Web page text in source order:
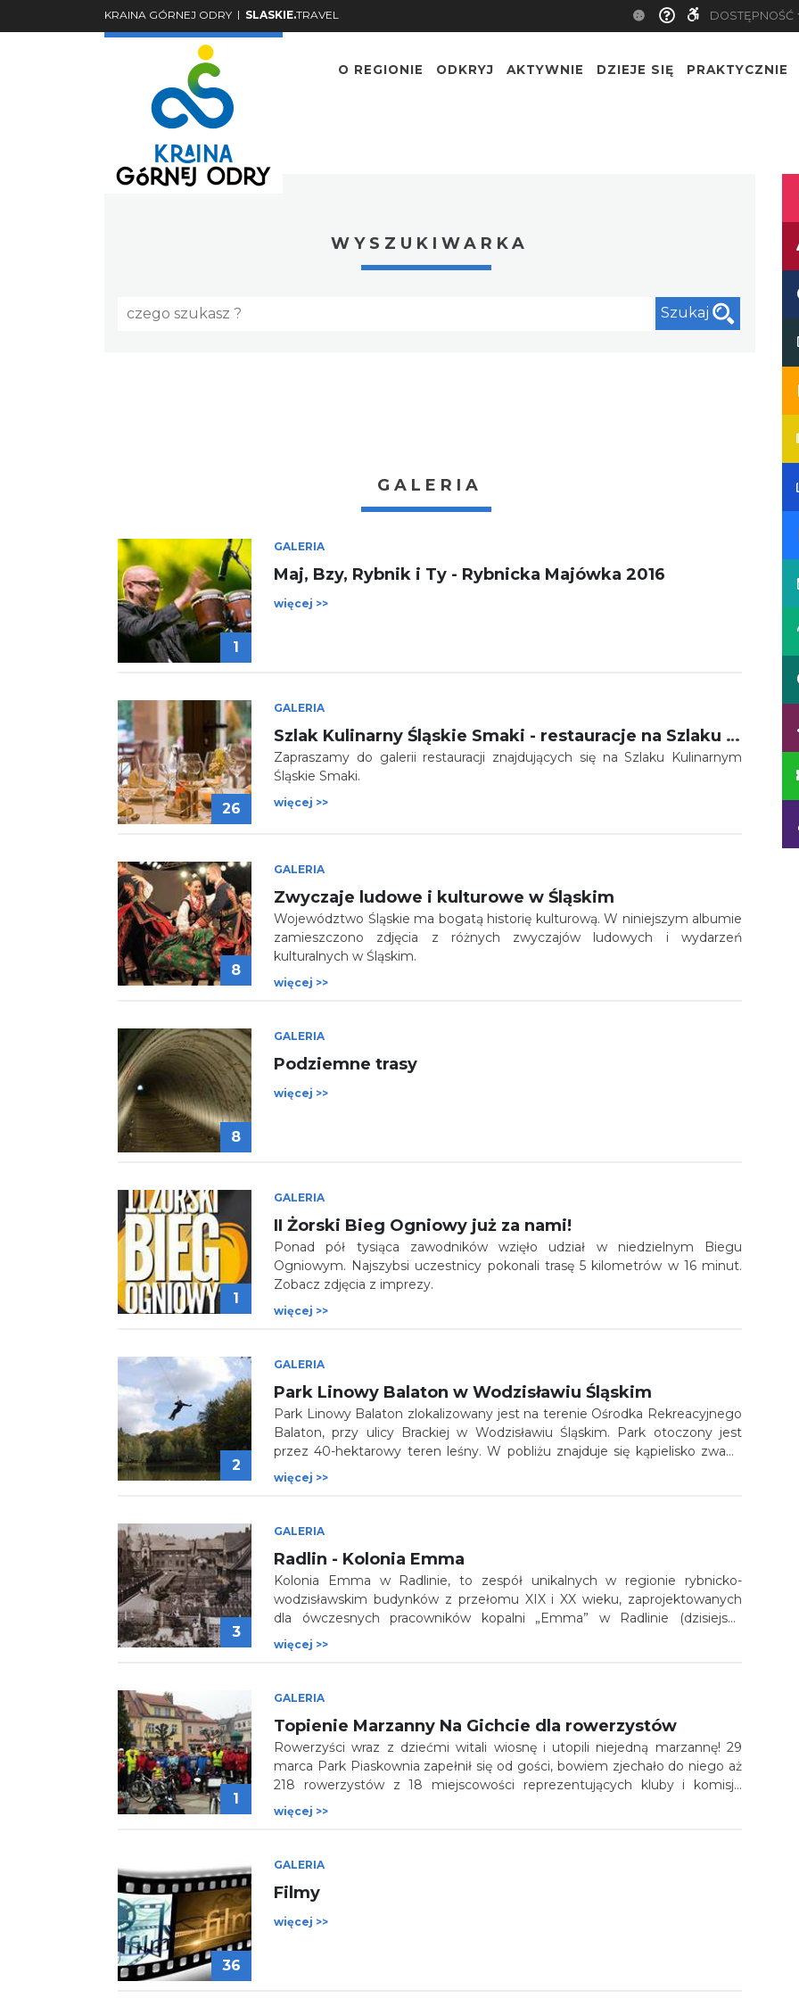
KRAINA GÓRNEJ ODRY | SLASKIE.TRAVEL DOSTĘPNOŚĆ
O REGIONIE ODKRYJ AKTYWNIE DZIEJE SIĘ PRAKTYCZNIE
WYSZUKIWARKA
Szukaj
GALERIA
1
GALERIA
Maj, Bzy, Rybnik i Ty - Rybnicka Majówka 2016
więcej >>
26
GALERIA
Szlak Kulinarny Śląskie Smaki - restauracje na Szlaku Kulinarnym
Zapraszamy do galerii restauracji znajdujących się na Szlaku Kulinarnym
Śląskie Smaki.
więcej >>
8
GALERIA
Zwyczaje ludowe i kulturowe w Śląskim
Województwo Śląskie ma bogatą historię kulturową. W niniejszym albumie
zamieszczono zdjęcia z różnych zwyczajów ludowych i wydarzeń
kulturalnych w Śląskim.
więcej >>
8
GALERIA
Podziemne trasy
więcej >>
1
GALERIA
II Żorski Bieg Ogniowy już za nami!
Ponad pół tysiąca zawodników wzięło udział w niedzielnym Biegu
Ogniowym. Najszybsi uczestnicy pokonali trasę 5 kilometrów w 16 minut.
Zobacz zdjęcia z imprezy.
więcej >>
2
GALERIA
Park Linowy Balaton w Wodzisławiu Śląskim
Park Linowy Balaton zlokalizowany jest na terenie Ośrodka Rekreacyjnego
Balaton, przy ulicy Brackiej w Wodzisławiu Śląskim. Park otoczony jest
przez 40-hektarowy teren leśny. W pobliżu znajduje się kąpielisko zwane
Balatonem (z możliwością wypożyczenia sprzętu wodnego) oraz liczne
ścieżki rowerowe, spacerowe i dydaktyczne. W Parku Linowym są
więcej >>
3
GALERIA
Radlin - Kolonia Emma
Kolonia Emma w Radlinie, to zespół unikalnych w regionie rybnicko-
wodzisławskim budynków z przełomu XIX i XX wieku, zaprojektowanych
dla ówczesnych pracowników kopalni „Emma” w Radlinie (dzisiejsza
Kopalnia „Marcel”). Zwyczajowo budynki o których mowa zwykło się
nazywać po prostu „osiedlem robotniczym” choć dawniej zarówno projekt,
Początki Kolonii to koniec XIX wieku, zaś budowę można podzielić na dwa
więcej >>
1
GALERIA
Topienie Marzanny Na Gichcie dla rowerzystów
Rowerzyści wraz z dziećmi witali wiosnę i utopili niejedną marzannę! 29
marca Park Piaskownia zapełnił się od gości, bowiem zjechało do niego aż
218 rowerzystów z 18 miejscowości reprezentujących kluby i komisje
turystyki kolarskiej PTTK oraz turystów niezrzeszonych.
więcej >>
36
GALERIA
Filmy
więcej >>